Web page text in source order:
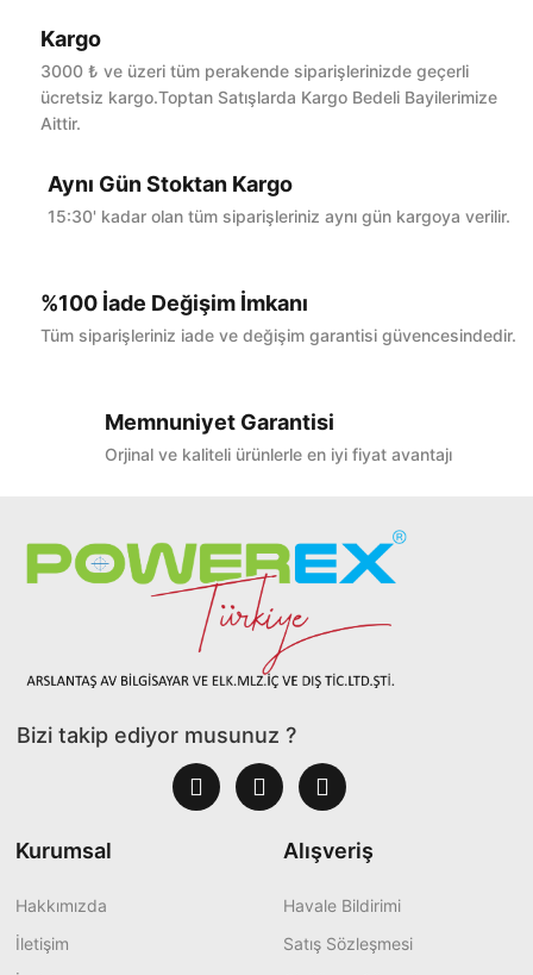
Bu ürüne ilk yorumu siz yapın!
Kargo
3000 ₺ ve üzeri tüm perakende siparişlerinizde geçerli
ücretsiz kargo.Toptan Satışlarda Kargo Bedeli Bayilerimize
Aittir.
Aynı Gün Stoktan Kargo
15:30' kadar olan tüm siparişleriniz aynı gün kargoya verilir.
%100 İade Değişim İmkanı
Tüm siparişleriniz iade ve değişim garantisi güvencesindedir.
Memnuniyet Garantisi
Orjinal ve kaliteli ürünlerle en iyi fiyat avantajı
Bizi takip ediyor musunuz ?
Kurumsal
Hakkımızda
İletişim
Alışveriş
Havale Bildirimi
Satış Sözleşmesi